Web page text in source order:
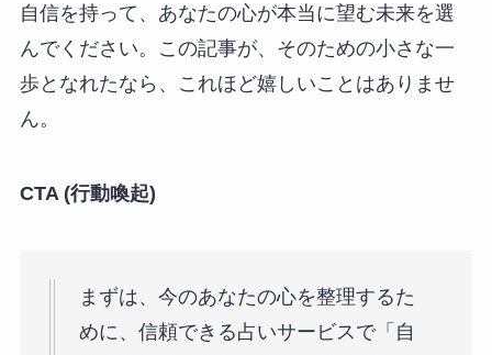
自信を持って、あなたの心が本当に望む未来を選
んでください。この記事が、そのための小さな一
歩となれたなら、これほど嬉しいことはありませ
ん。
CTA (行動喚起)
まずは、今のあなたの心を整理するた
めに、信頼できる占いサービスで「自